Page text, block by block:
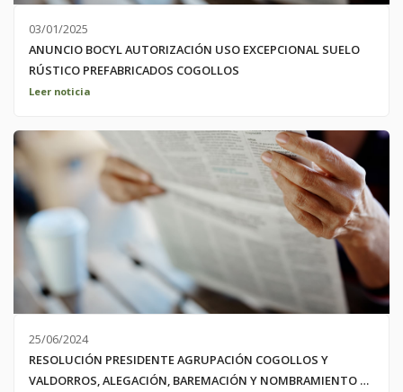
03/01/2025
ANUNCIO BOCYL AUTORIZACIÓN USO EXCEPCIONAL SUELO
RÚSTICO PREFABRICADOS COGOLLOS
ANUNCIO BOCYL AUTORIZACIÓN USO EXCEPCIONAL SUELO
Leer noticia
25/06/2024
RESOLUCIÓN PRESIDENTE AGRUPACIÓN COGOLLOS Y
VALDORROS, ALEGACIÓN, BAREMACIÓN Y NOMBRAMIENTO DE